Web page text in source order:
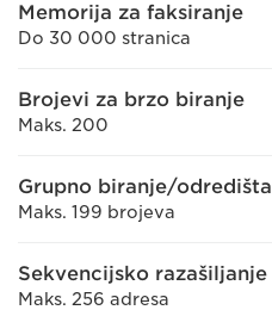
Memorija za faksiranje
Do 30 000 stranica
Brojevi za brzo biranje
Maks. 200
Grupno biranje/odredišta
Maks. 199 brojeva
Sekvencijsko razašiljanje
Maks. 256 adresa